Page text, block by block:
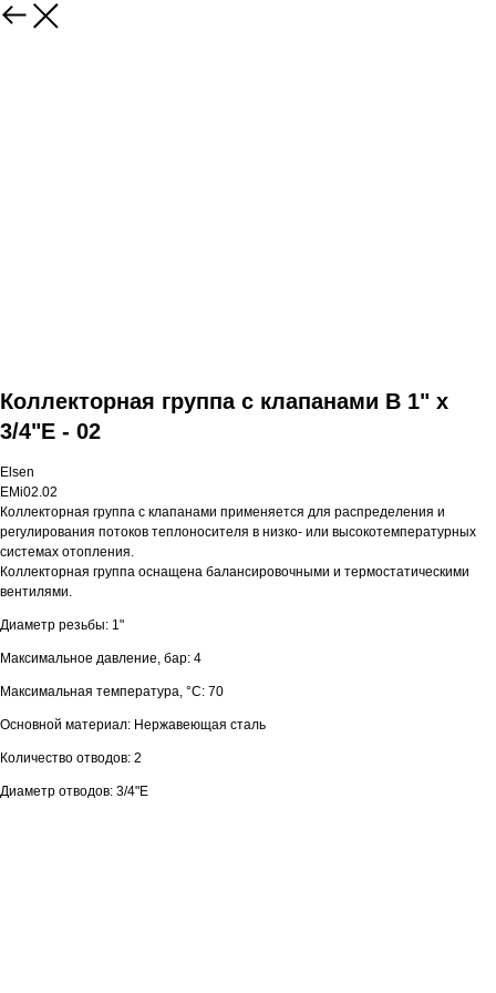
Коллекторная группа с клапанами В 1" x
3/4"E - 02
Elsen
EMi02.02
Коллекторная группа с клапанами применяется для распределения и
регулирования потоков теплоносителя в низко- или высокотемпературных
системах отопления.
Коллекторная группа оснащена балансировочными и термостатическими
вентилями.
Диаметр резьбы: 1"
Максимальное давление, бар: 4
Максимальная температура, °С: 70
Основной материал: Нержавеющая сталь
Количество отводов: 2
Диаметр отводов: 3/4"E